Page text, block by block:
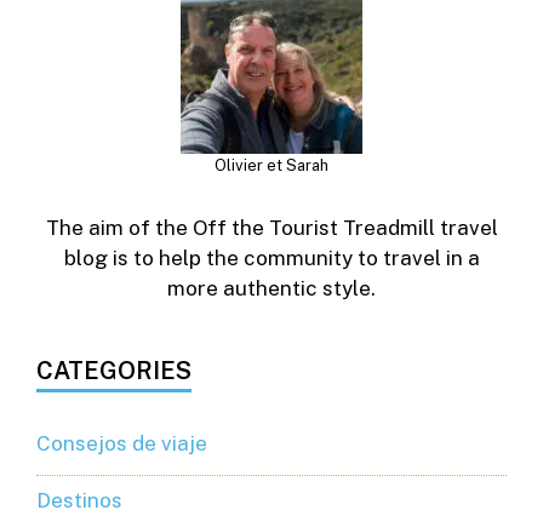
Olivier et Sarah
The aim of the Off the Tourist Treadmill travel
blog is to help the community to travel in a
more authentic style.
CATEGORIES
Consejos de viaje
Destinos